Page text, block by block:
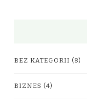
BEZ KATEGORII (8)
BIZNES (4)